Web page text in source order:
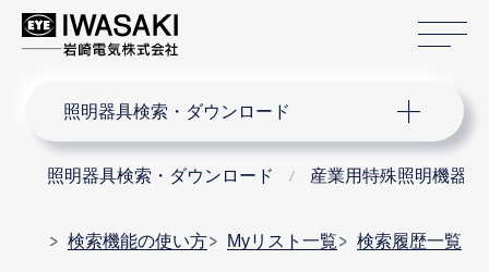
照明器具検索・ダウンロード
照明器具検索・ダウンロード 産業用特殊照明機器
検索機能の使い方 Myリスト一覧 検索履歴一覧